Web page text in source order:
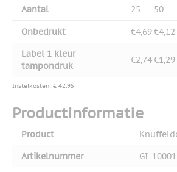
Aantal 25 50
Onbedrukt €4,69€4,12
Label 1 kleur
tampondruk
€2,74€1,29
Instelkosten: € 42,95
Productinformatie
Product
Artikelnummer
GI-